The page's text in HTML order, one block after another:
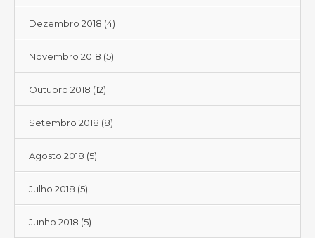
Dezembro 2018 (4)
Novembro 2018 (5)
Outubro 2018 (12)
Setembro 2018 (8)
Agosto 2018 (5)
Julho 2018 (5)
Junho 2018 (5)